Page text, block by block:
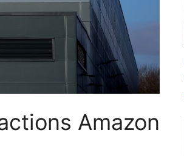
Amazon